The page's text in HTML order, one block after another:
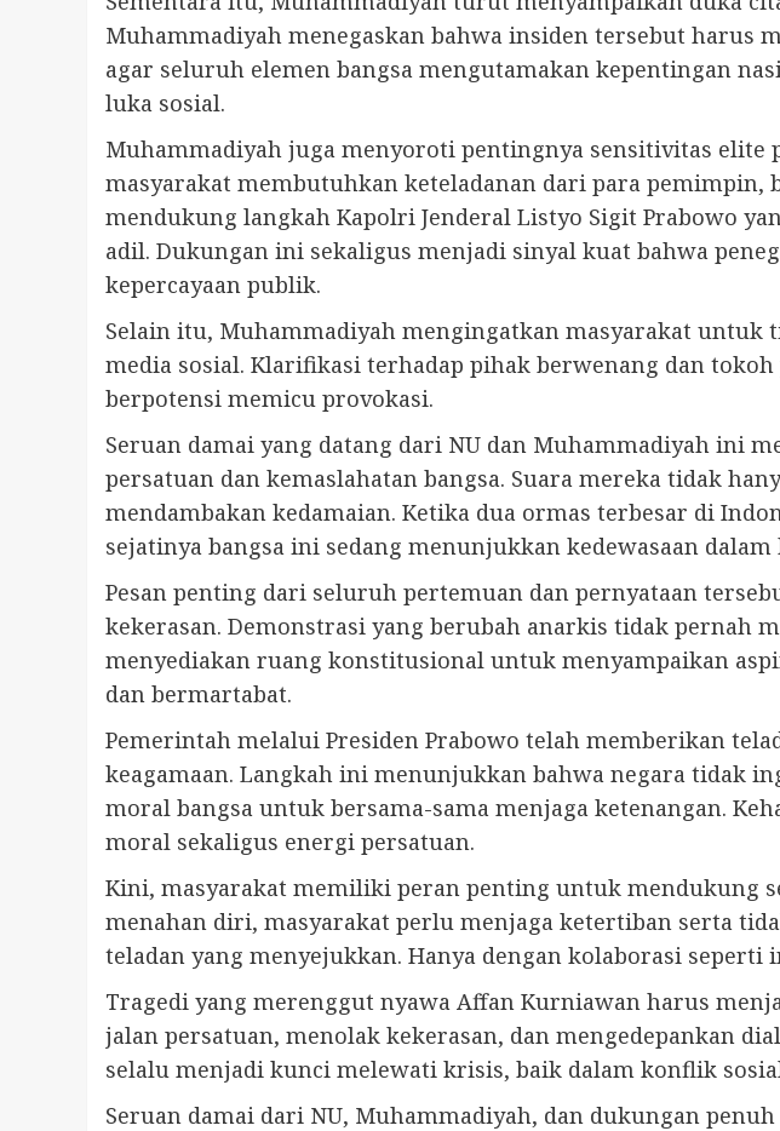
Muhammadiyah menegaskan bahwa insiden tersebut harus
agar seluruh elemen bangsa mengutamakan kepentingan
luka sosial.
Muhammadiyah juga menyoroti pentingnya sensitivitas
masyarakat membutuhkan keteladanan dari para
mendukung langkah Kapolri Jenderal Listyo Sigit Prabowo
adil. Dukungan ini sekaligus menjadi sinyal kuat bahwa
kepercayaan publik.
Selain itu, Muhammadiyah mengingatkan masyarakat
media sosial. Klarifikasi terhadap pihak berwenang dan
berpotensi memicu provokasi.
Seruan damai yang datang dari NU dan Muhammadiyah ini
persatuan dan kemaslahatan bangsa. Suara mereka tidak
mendambakan kedamaian. Ketika dua ormas terbesar di
sejatinya bangsa ini sedang menunjukkan kedewasaan
Pesan penting dari seluruh pertemuan dan pernyataan
kekerasan. Demonstrasi yang berubah anarkis tidak pernah
menyediakan ruang konstitusional untuk menyampaikan
dan bermartabat.
Pemerintah melalui Presiden Prabowo telah memberikan
keagamaan. Langkah ini menunjukkan bahwa negara tidak
moral bangsa untuk bersama-sama menjaga ketenangan.
moral sekaligus energi persatuan.
Kini, masyarakat memiliki peran penting untuk mendukung
menahan diri, masyarakat perlu menjaga ketertiban serta
teladan yang menyejukkan. Hanya dengan kolaborasi seperti
Tragedi yang merenggut nyawa Affan Kurniawan harus
jalan persatuan, menolak kekerasan, dan mengedepankan
selalu menjadi kunci melewati krisis, baik dalam konflik
Seruan damai dari NU, Muhammadiyah, dan dukungan